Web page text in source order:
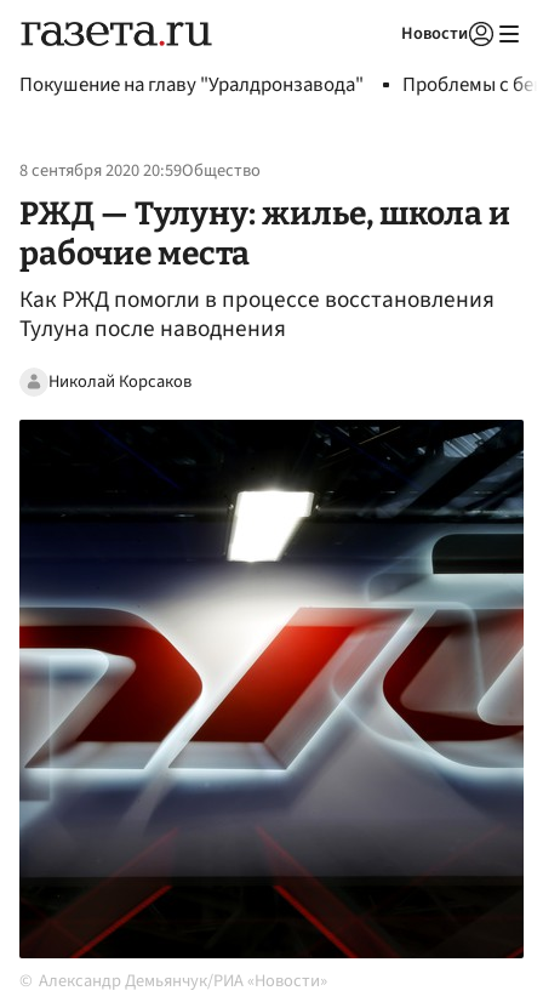
Новости
Покушение на главу "Уралдронзавода" Проблемы с
8 сентября 2020 20:59Общество
РЖД — Тулуну: жилье, школа и
рабочие места
Как РЖД помогли в процессе восстановления
Тулуна после наводнения
Николай Корсаков
Александр Демьянчук/РИА «Новости»